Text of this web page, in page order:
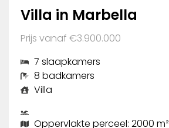
Villa in Marbella
Prijs vanaf €3.900.000
7 slaapkamers
8 badkamers
Villa
Oppervlakte perceel: 2000 m²